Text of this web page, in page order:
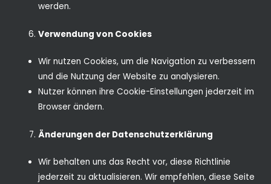
werden.
Verwendung von Cookies
Wir nutzen Cookies, um die Navigation zu verbessern
und die Nutzung der Website zu analysieren.
Nutzer können ihre Cookie-Einstellungen jederzeit im
Browser ändern.
Änderungen der Datenschutzerklärung
Wir behalten uns das Recht vor, diese Richtlinie
jederzeit zu aktualisieren. Wir empfehlen, diese Seite